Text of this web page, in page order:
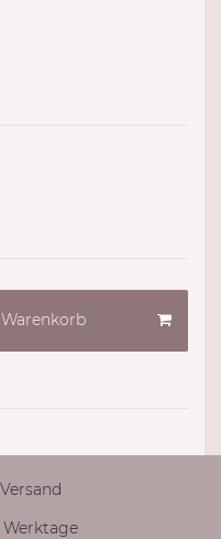
Werktage